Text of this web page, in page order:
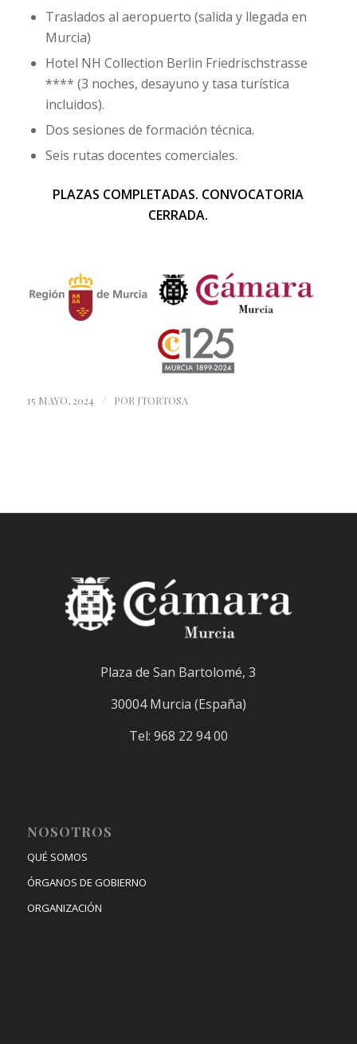
Traslados al aeropuerto (salida y llegada en
Murcia)
Hotel NH Collection Berlin Friedrischstrasse
**** (3 noches, desayuno y tasa turística
incluidos).
Dos sesiones de formación técnica.
Seis rutas docentes comerciales.
PLAZAS COMPLETADAS. CONVOCATORIA
CERRADA.
15 MAYO, 2024 / POR JTORTOSA
Plaza de San Bartolomé, 3
30004 Murcia (España)
Tel: 968 22 94 00
NOSOTROS
QUÉ SOMOS
ÓRGANOS DE GOBIERNO
ORGANIZACIÓN